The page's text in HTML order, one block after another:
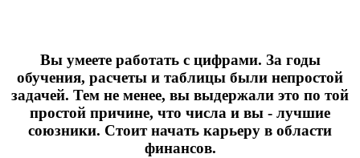
Вы умеете работать с цифрами. За годы
обучения, расчеты и таблицы были непростой
задачей. Тем не менее, вы выдержали это по той
простой причине, что числа и вы - лучшие
союзники. Стоит начать карьеру в области
финансов.